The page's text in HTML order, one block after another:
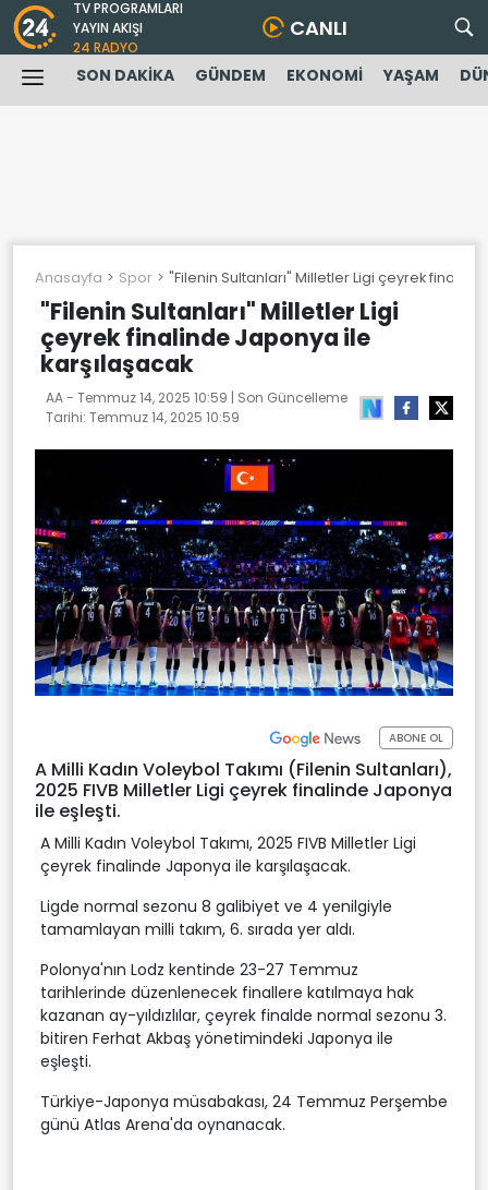
TV PROGRAMLARI
YAYIN AKIŞI
24 RADYO
CANLI
SON DAKİKA GÜNDEM EKONOMİ YAŞAM
Anasayfa Spor "Filenin Sultanları" Milletler Ligi çeyrek
"Filenin Sultanları" Milletler Ligi
çeyrek finalinde Japonya ile
karşılaşacak
AA - Temmuz 14, 2025 10:59 | Son Güncelleme
Tarihi: Temmuz 14, 2025 10:59
ABONE OL
A Milli Kadın Voleybol Takımı (Filenin Sultanları),
2025 FIVB Milletler Ligi çeyrek finalinde Japonya
ile eşleşti.
A Milli Kadın Voleybol Takımı, 2025 FIVB Milletler Ligi
çeyrek finalinde Japonya ile karşılaşacak.
Ligde normal sezonu 8 galibiyet ve 4 yenilgiyle
tamamlayan milli takım, 6. sırada yer aldı.
Polonya'nın Lodz kentinde 23-27 Temmuz
tarihlerinde düzenlenecek finallere katılmaya hak
kazanan ay-yıldızlılar, çeyrek finalde normal sezonu 3.
bitiren Ferhat Akbaş yönetimindeki Japonya ile
eşleşti.
Türkiye-Japonya müsabakası, 24 Temmuz Perşembe
günü Atlas Arena'da oynanacak.